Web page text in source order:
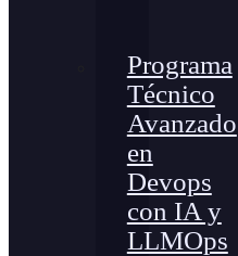
Programa
Técnico
Avanzado
en
Devops
con IA y
LLMOps